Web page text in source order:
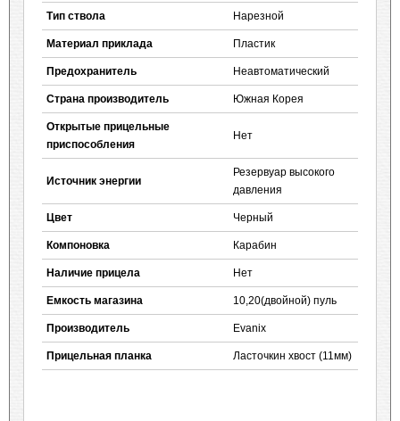
Тип ствола Нарезной
Материал приклада Пластик
Предохранитель Неавтоматический
Страна производитель Южная Корея
Открытые прицельные
приспособления
Нет
Источник энергии
Резервуар высокого
давления
Цвет Черный
Компоновка Карабин
Наличие прицела Нет
Емкость магазина 10,20(двойной) пуль
Производитель Evanix
Прицельная планка Ласточкин хвост (11мм)